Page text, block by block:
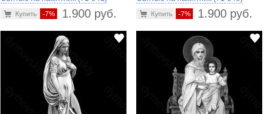
-7% 1.900 руб.
Купить -7% 1.900 руб.
Купить